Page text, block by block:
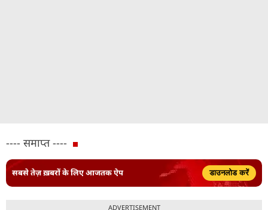
---- समाप्त ----
सबसे तेज़ ख़बरों के लिए आजतक ऐप डाउनलोड करें
ADVERTISEMENT